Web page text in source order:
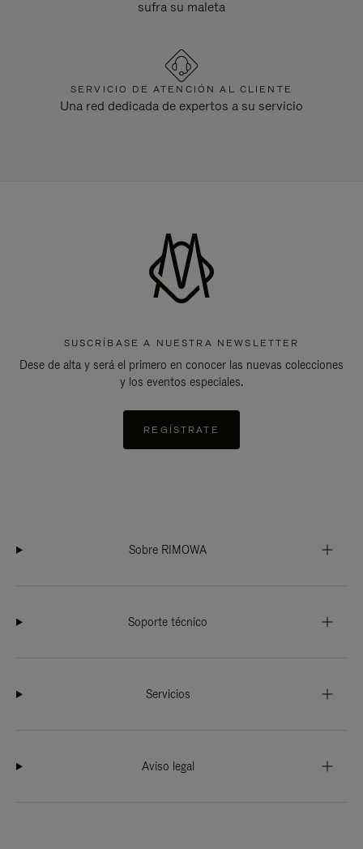
sufra su maleta
SERVICIO DE ATENCIÓN AL CLIENTE
Una red dedicada de expertos a su servicio
SUSCRÍBASE A NUESTRA NEWSLETTER
Dese de alta y será el primero en conocer las nuevas colecciones
y los eventos especiales.
REGÍSTRATE
Sobre RIMOWA
Soporte técnico
Servicios
Aviso legal